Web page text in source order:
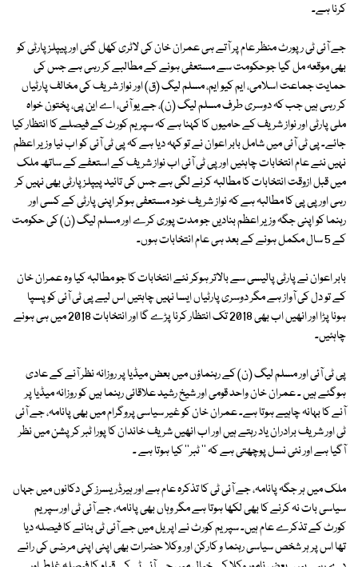
کرنا ہے۔
جے آئی ٹی رپورٹ منظر عام پر آتے ہی عمران خان کی لاٹری کھل گئی اور پیپلز پارٹی کو
بھی موقعہ مل گیا جوحکومت سے مستعفی ہونے کے مطالبے کر رہی ہے جس کی
حمایت جماعت اسلامی، ایم کیو ایم، مسلم لیگ (ق) اور نواز شریف کی مخالف پارٹیاں
کر رہی ہیں جب کہ دوسری طرف مسلم لیگ (ن)، جے یو آئی، اے این پی، پختون خواہ
ملی پارٹی اور نواز شریف کے حامیوں کا کہنا ہے کہ سپریم کورٹ کے فیصلے کا انتظار کیا
جائے۔ پی ٹی آئی میں شامل بابر اعوان نے تو کہہ دیا ہے کہ پی ٹی آئی کو اب نیا وزیر اعظم
نہیں نئے عام انتخابات چاہئیں اور پی ٹی آئی اب نواز شریف کے استعفے کے ساتھ ملک
میں قبل ازوقت انتخابات کا مطالبہ کرنے لگی ہے جس کی تائید پیپلز پارٹی بھی نہیں کر
رہی اور پی پی کا مطالبہ ہے کہ نواز شریف خود مستعفی ہوکر اپنی پارٹی کے کسی اور
رہنما کو اپنی جگہ وزیر اعظم بنادیں جو مدت پوری کرے اور مسلم لیگ (ن) کی حکومت
کے 5 سال مکمل ہونے کے بعد ہی عام انتخابات ہوں۔
بابر اعوان نے پارٹی پالیسی سے بالاتر ہوکر نئے انتخابات کا جو مطالبہ کیا وہ عمران خان
کے تو دل کی آواز ہے مگر دوسری پارٹیاں ایسا نہیں چاہتیں اس لیے پی ٹی آئی کو پسپا
ہونا پڑا اور انھیں اب بھی 2018 تک انتظار کرنا پڑے گا اور انتخابات 2018 میں ہی ہونے
چاہئیں۔
پی ٹی آئی اور مسلم لیگ (ن) کے رہنماؤں میں بعض میڈیا پر روزانہ نظر آنے کے عادی
ہوگئے ہیں ۔ عمران خان واحد قومی اور شیخ رشید علاقائی رہنما ہیں کو روزانہ میڈیا پر
آنے کا بہانہ چاہیے ہوتا ہے۔ عمران خان کو غیر سیاسی پروگرام میں بھی پانامہ، جے آئی
ٹی اور شریف برادران یاد رہتے ہیں اور اب انھیں شریف خاندان کا پورا ٹبر کرپشن میں نظر
آگیا ہے اور نئی نسل پوچھتی ہے کہ '' ٹبر'' کیا ہوتا ہے ۔
ملک میں ہر جگہ پانامہ، جے آئی ٹی کا تذکرہ عام ہے اور ہیرڈریسرز کی دکانوں میں جہاں
سیاسی بات نہ کرنے کا بھی لکھا ہوتا ہے مگر وہاں بھی پانامہ، جے آئی ٹی اور سپریم
کورٹ کے تذکرے عام ہیں۔ سپریم کورٹ نے اپریل میں جے آئی ٹی بنانے کا فیصلہ دیا
تھا اس پر ہر شخص سیاسی رہنما و کارکن اور وکلا حضرات بھی اپنی اپنی مرضی کی رائے